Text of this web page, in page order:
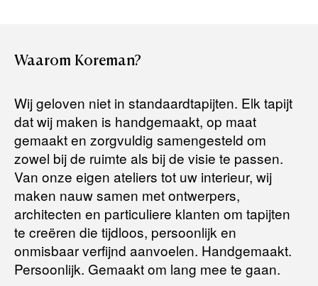
aankoopbedrag zo snel mogelijk terug, maar uiterlijkbinnen 14
dagen na herroeping .
Voor meer informatie kunt u terecht op:
Terugbetalingsbeleid
Waarom Koreman?
Wij geloven niet in standaardtapijten. Elk tapijt
dat wij maken is handgemaakt, op maat
gemaakt en zorgvuldig samengesteld om
zowel bij de ruimte als bij de visie te passen.
Van onze eigen ateliers tot uw interieur, wij
maken nauw samen met ontwerpers,
architecten en particuliere klanten om tapijten
te creëren die tijdloos, persoonlijk en
onmisbaar verfijnd aanvoelen. Handgemaakt.
Persoonlijk. Gemaakt om lang mee te gaan.